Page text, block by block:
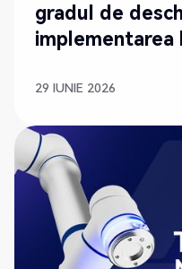
gradul de
implementarea
29 IUNIE 2026